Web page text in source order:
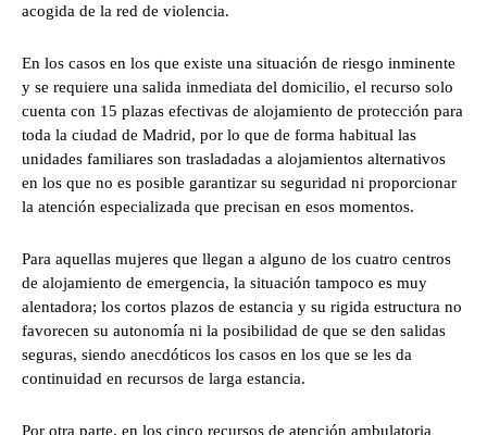
acogida de la red de violencia.
En los casos en los que existe una situación de riesgo inminente
y se requiere una salida inmediata del domicilio, el recurso solo
cuenta con 15 plazas efectivas de alojamiento de protección para
toda la ciudad de Madrid, por lo que de forma habitual las
unidades familiares son trasladadas a alojamientos alternativos
en los que no es posible garantizar su seguridad ni proporcionar
la atención especializada que precisan en esos momentos.
Para aquellas mujeres que llegan a alguno de los cuatro centros
de alojamiento de emergencia, la situación tampoco es muy
alentadora; los cortos plazos de estancia y su rigida estructura no
favorecen su autonomía ni la posibilidad de que se den salidas
seguras, siendo anecdóticos los casos en los que se les da
continuidad en recursos de larga estancia.
Por otra parte, en los cinco recursos de atención ambulatoria